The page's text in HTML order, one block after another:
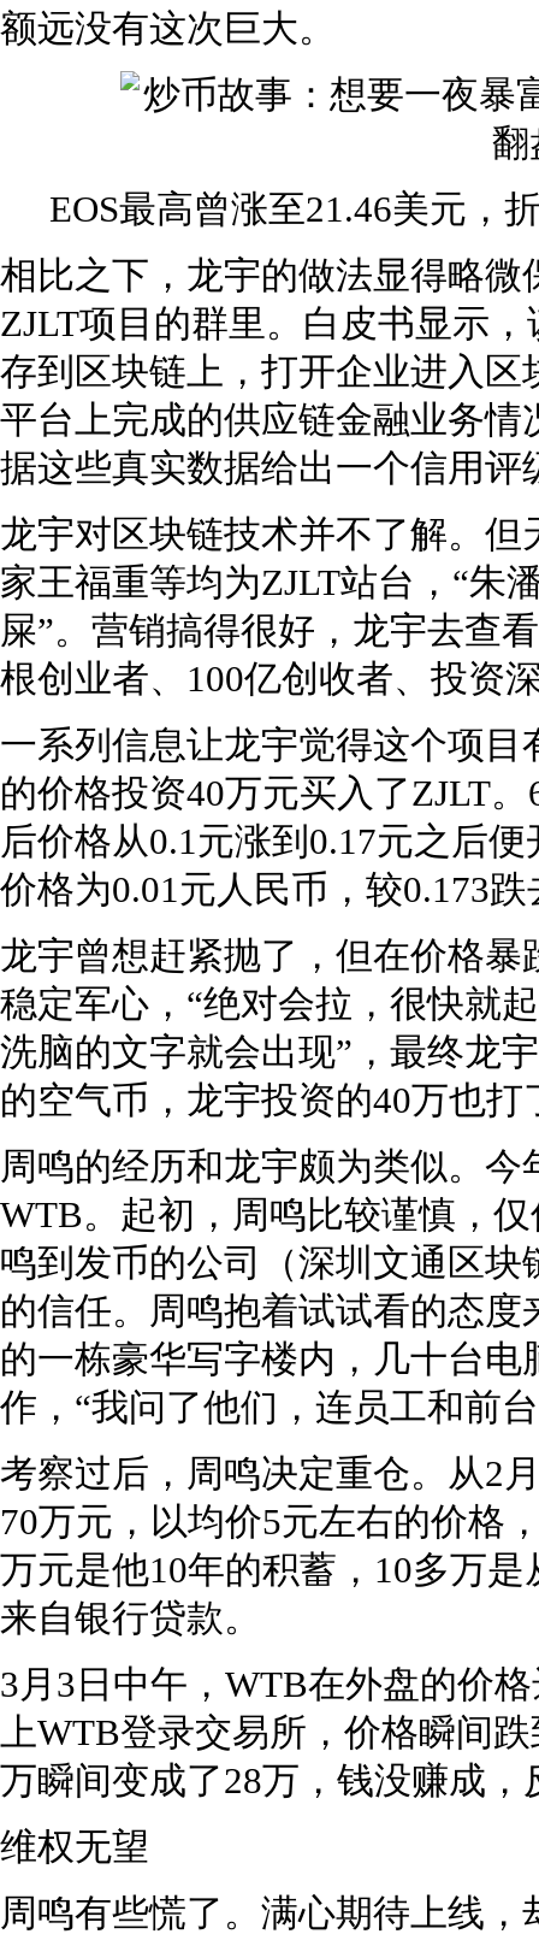
额远没有这次巨大。
EOS最高曾涨至21.46美元，
相比之下，龙宇的做法显得略
ZJLT项目的群里。白皮书显示
存到区块链上，打开企业进入
平台上完成的供应链金融业务
据这些真实数据给出一个信用
龙宇对区块链技术并不了解。
家王福重等均为ZJLT站台，“朱
屎”。营销搞得很好，龙宇去查
根创业者、100亿创收者、投资
一系列信息让龙宇觉得这个项
的价格投资40万元买入了ZJLT
后价格从0.1元涨到0.17元之后
价格为0.01元人民币，较0.173跌
龙宇曾想赶紧抛了，但在价格
稳定军心，“绝对会拉，很快就
洗脑的文字就会出现”，最终龙
的空气币，龙宇投资的40万也打
周鸣的经历和龙宇颇为类似。
WTB。起初，周鸣比较谨慎，
鸣到发币的公司（深圳文通区
的信任。周鸣抱着试试看的态
的一栋豪华写字楼内，几十台
作，“我问了他们，连员工和前
考察过后，周鸣决定重仓。从2
70万元，以均价5元左右的价格
万元是他10年的积蓄，10多万
来自银行贷款。
3月3日中午，WTB在外盘的价
上WTB登录交易所，价格瞬间
万瞬间变成了28万，钱没赚成，
维权无望
周鸣有些慌了。满心期待上线